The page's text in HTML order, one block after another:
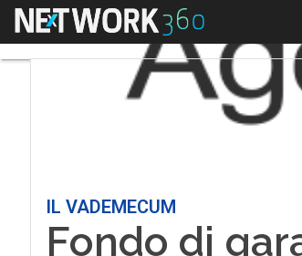
Menu
IL VADEMECUM
Fondo di